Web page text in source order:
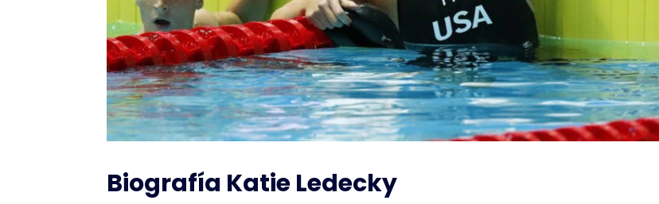
Biografía Katie Ledecky